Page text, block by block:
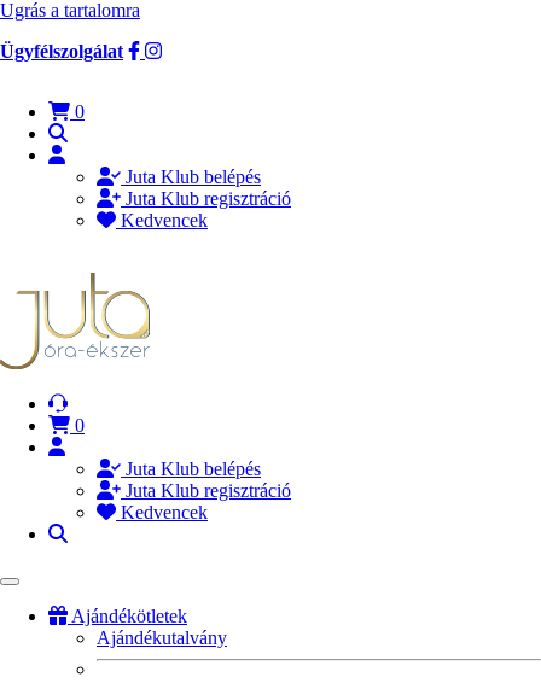
Ugrás a tartalomra
Ügyfélszolgálat
0
Juta Klub belépés
Juta Klub regisztráció
Kedvencek
0
Juta Klub belépés
Juta Klub regisztráció
Kedvencek
Ajándékötletek
Ajándékutalvány